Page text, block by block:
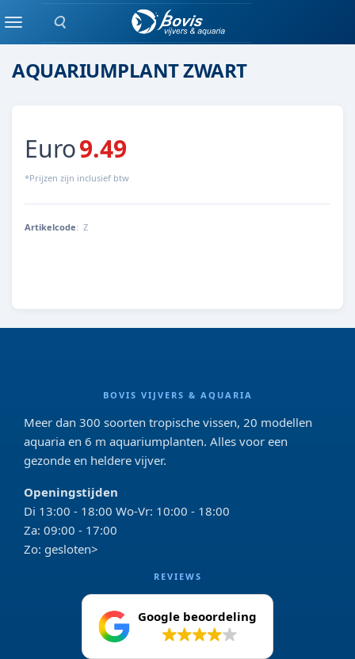
Zoeken
MenuAQUARIUMPLANT
AQUARIUMPLANT ZWART
Euro9.49
*Prijzen zijn inclusief btw
Artikelcode: Z
BOVIS VIJVERS & AQUARIA
Meer dan 300 soorten tropische vissen, 20 modellen
aquaria en 6 m aquariumplanten. Alles voor een
gezonde en heldere vijver.
Openingstijden
Di 13:00 - 18:00 Wo-Vr: 10:00 - 18:00
Za: 09:00 - 17:00
Zo: gesloten>
REVIEWS
Google beoordeling